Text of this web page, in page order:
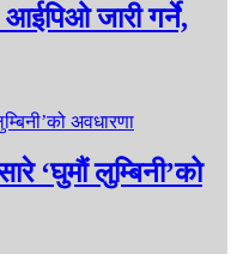
जारी गर्ने,
‘घुमौं लुम्बिनी’को